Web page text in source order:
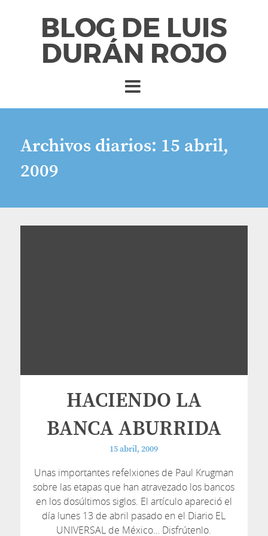
BLOG DE LUIS
DURÁN ROJO
Archivos diarios: 15 abril,
2009
HACIENDO LA
BANCA ABURRIDA
15 abril, 2009
Unas importantes refelxiones de Paul Krugman
sobre las etapas que han atravezado los bancos
en los dosúltimos siglos. El artículo apareció el
día lunes 13 de abril pasado en el Diario EL
UNIVERSAL de México… Disfrútenlo.